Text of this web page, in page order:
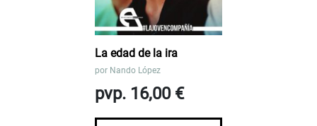
La edad de la ira
por Nando López
pvp. 16,00 €